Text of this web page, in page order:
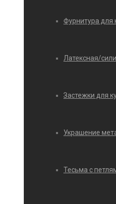
Фурнитура для
Латексная/
Застежки для
Украшение
Тесьма с